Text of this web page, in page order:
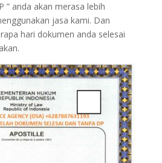
” anda akan merasa lebih
jasa kami. Dan
hari dokumen anda selesai